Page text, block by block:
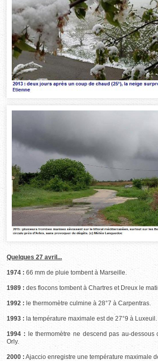
Quelques 27 avril...
1974 : 66 mm de pluie tombent à Marseille.
1989 : des flocons tombent à Chartres et Dreux le
1992 : le thermomètre culmine à 28°7 à Carpentras.
1993 : la température maximale est de 27°9 à Luxeuil.
1994 : le thermomètre ne descend pas au-dessous
Orly.
2000 : Ajaccio enregistre une température maximale